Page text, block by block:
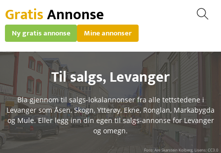
GratisAnnonse
Ny gratis annonse Mine annonser
Til salgs,Levanger
Bla gjennom til salgs-lokalannonser fra alle tettstedene i
Levanger som Åsen, Skogn, Ytterøy, Ekne, Ronglan, Markabygda
og Mule. Eller legg inn din egen til salgs-annonse for Levanger
og omegn.
Foto: Are Skarstein Kolberg, Lisens: CC3.0